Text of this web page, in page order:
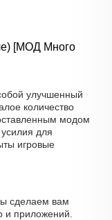
[МОД Много
улучшенный
количество
модом
для
игровые
сделаем вам
и приложений.